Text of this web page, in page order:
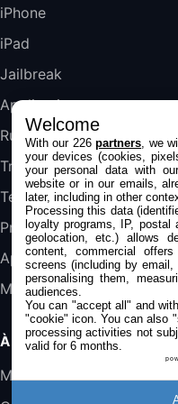
iPhone
iPad
Jailbreak
Applications
Rumeurs
Trucs & astuces
Tests
Promos
Apple
Mac
À PROPOS
Mentions légales
Welcome
With our 226partners , we
your devices (cookies,
your personal data with
website or in our emails,
later, including in other
Processing this data
loyalty programs, IP, postal
geolocation, etc.) allows
content, commercial
screens (including by
personalising them,
audiences.
You can "accept all" and
"cookie" icon. You can also
processing activities not
valid for 6 months.